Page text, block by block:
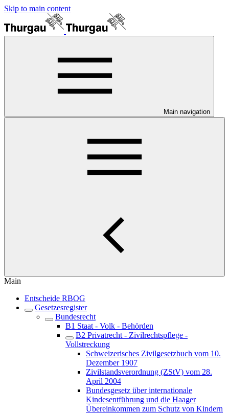
Skip to main content
Main navigation
Main
Entscheide RBOG
Gesetzesregister
Bundesrecht
B1 Staat - Volk - Behörden
B2 Privatrecht - Zivilrechtspflege -
Vollstreckung
Schweizerisches Zivilgesetzbuch vom 10.
Dezember 1907
Zivilstandsverordnung (ZStV) vom 28.
April 2004
Bundesgesetz über internationale
Kindesentführung und die Haager
Übereinkommen zum Schutz von Kindern